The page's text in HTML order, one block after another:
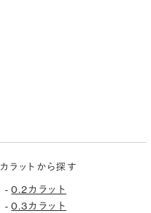
カラットから探す
-0.2カラット
-0.3カラット